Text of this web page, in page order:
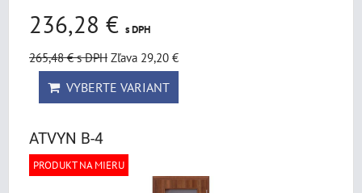
236,28 € s DPH
265,48 €s DPH Zľava 29,20 €
VYBERTE VARIANT
ATVYN B-4
PRODUKT NA MIERU